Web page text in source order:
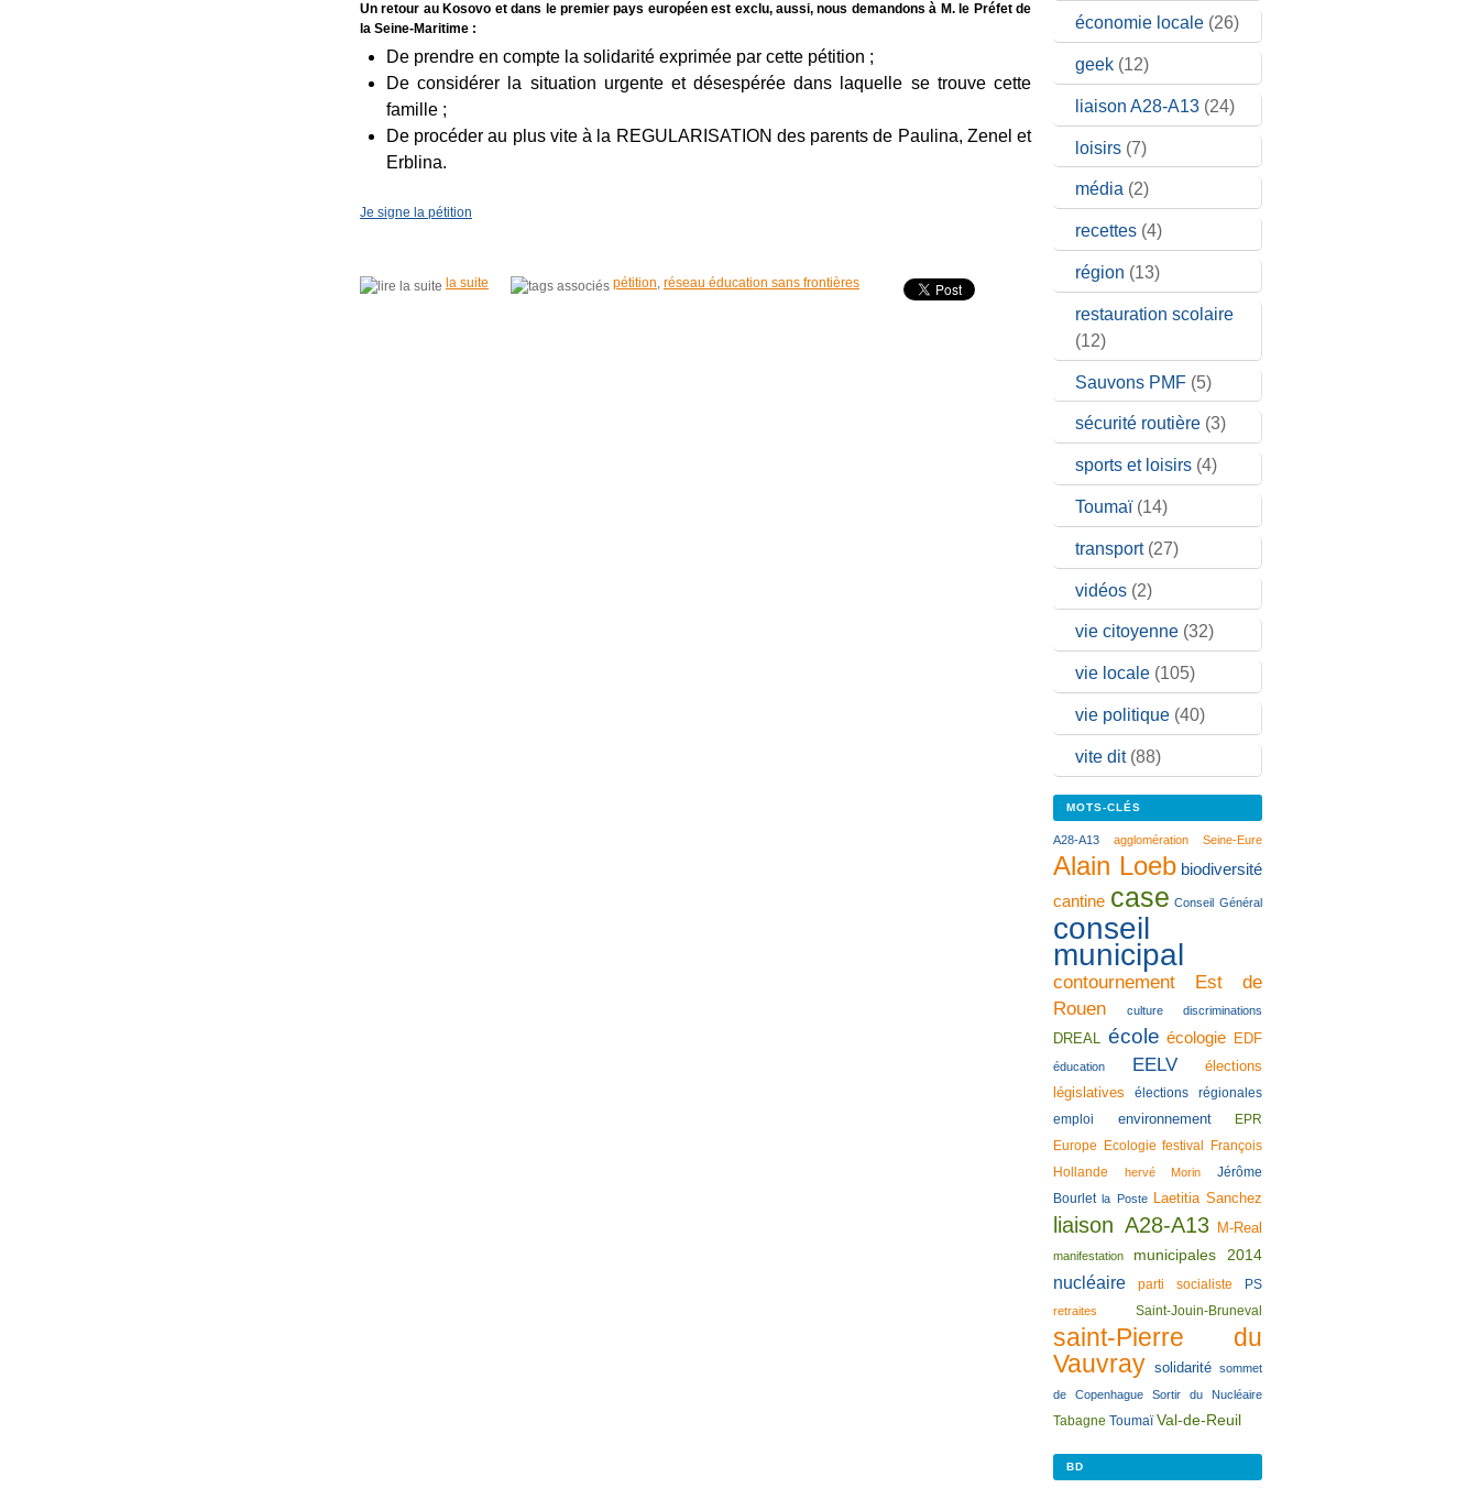
Un retour au Kosovo et dans le premier pays européen est exclu, aussi, nous demandons à M. le Préfet de
la Seine-Maritime :
De prendre en compte la solidarité exprimée par cette pétition ;
De considérer la situation urgente et désespérée dans laquelle se trouve cette
famille ;
De procéder au plus vite à la REGULARISATION des parents de Paulina, Zenel et
Erblina.
Je signe la pétition
la suite pétition, réseau éducation sans frontières
économie locale (26)
geek (12)
liaison A28-A13 (24)
loisirs (7)
média (2)
recettes (4)
région (13)
restauration scolaire
(12)
Sauvons PMF (5)
sécurité routière (3)
sports et loisirs (4)
Toumaï(14)
transport(27)
vidéos (2)
vie citoyenne (32)
vie locale (105)
vie politique (40)
vite dit(88)
MOTS-CLÉS
A28-A13 agglomération Seine-Eure
Alain Loeb biodiversité
cantine case Conseil Général
conseil
municipal
contournement Est de
Rouen
culture discriminations
DREAL école écologie EDF
éducation EELV
élections
législatives
élections régionales
emploi
environnement EPR
Europe Ecologie festival
François
Hollande
hervé Morin
Jérôme
Bourlet la Poste Laetitia Sanchez
liaison A28-A13 M-Real
manifestation municipales 2014
nucléaire parti socialiste PS
retraites Saint-Jouin-Bruneval
saint-Pierre du
Vauvray solidarité
sommet
de Copenhague
Sortir du Nucléaire
Tabagne Toumaï Val-de-Reuil
BD